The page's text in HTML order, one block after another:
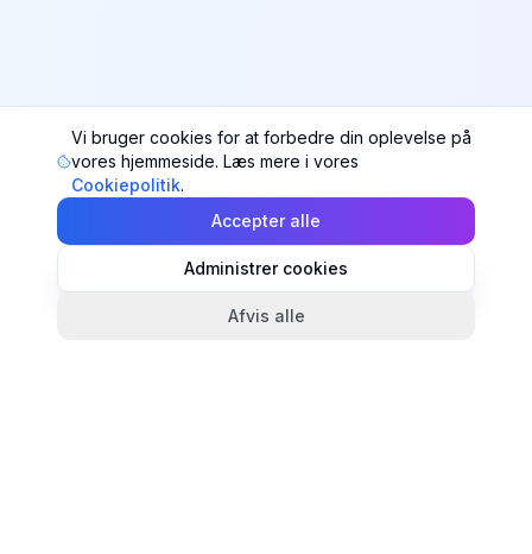
Vi bruger cookies for at forbedre din oplevelse på
vores hjemmeside. Læs mere i vores
Cookiepolitik.
Accepter alle
Administrer cookies
Afvis alle